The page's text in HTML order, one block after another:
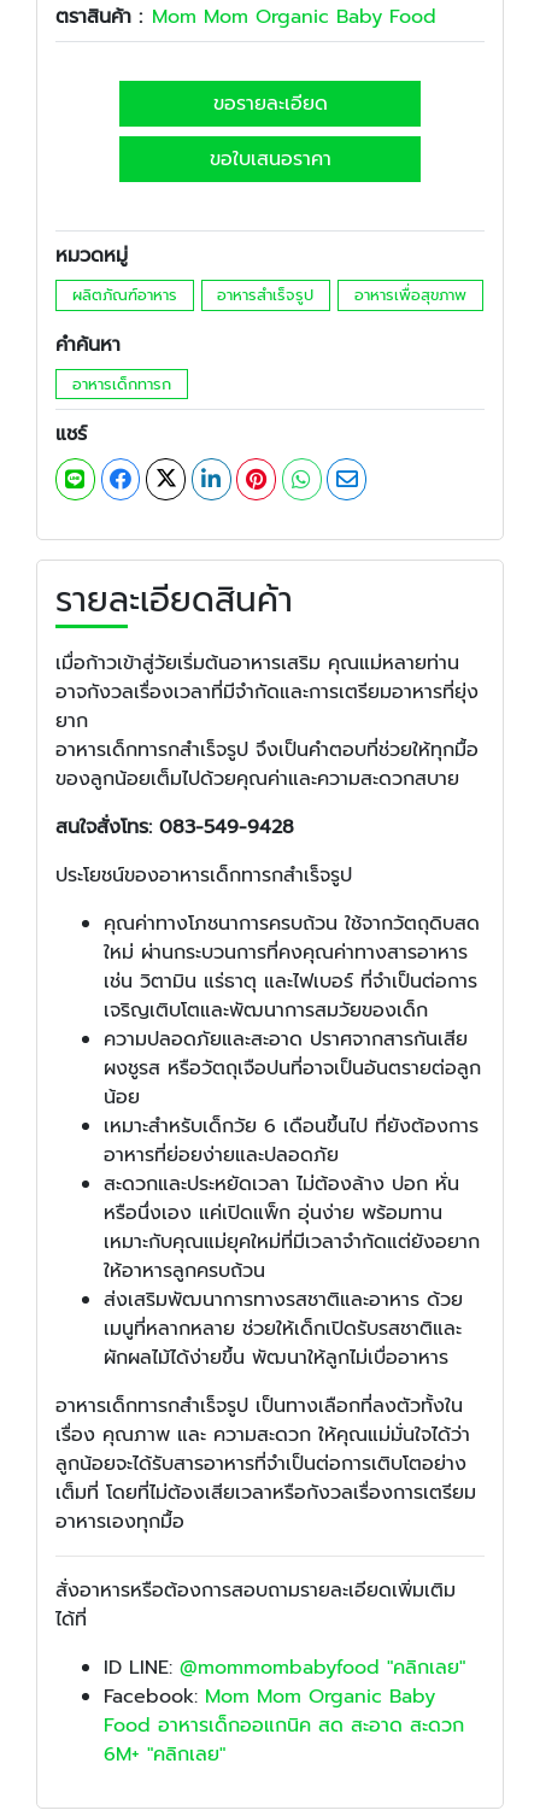
ตราสินค้า : Mom Mom Organic Baby Food
ขอรายละเอียด
ขอใบเสนอราคา
หมวดหมู่
ผลิตภัณฑ์อาหาร อาหารสำเร็จรูป อาหารเพื่อสุขภาพ
คำค้นหา
อาหารเด็กทารก
แชร์
รายละเอียดสินค้า
เมื่อก้าวเข้าสู่วัยเริ่มต้นอาหารเสริม คุณแม่หลายท่าน
อาจกังวลเรื่องเวลาที่มีจำกัดและการเตรียมอาหารที่ยุ่ง
ยาก
อาหารเด็กทารกสำเร็จรูป จึงเป็นคำตอบที่ช่วยให้ทุกมื้อ
ของลูกน้อยเต็มไปด้วยคุณค่าและความสะดวกสบาย
สนใจสั่งโทร: 083-549-9428
ประโยชน์ของอาหารเด็กทารกสำเร็จรูป
คุณค่าทางโภชนาการครบถ้วน ใช้จากวัตถุดิบสด
ใหม่ ผ่านกระบวนการที่คงคุณค่าทางสารอาหาร
เช่น วิตามิน แร่ธาตุ และไฟเบอร์ ที่จำเป็นต่อการ
เจริญเติบโตและพัฒนาการสมวัยของเด็ก
ความปลอดภัยและสะอาด ปราศจากสารกันเสีย
ผงชูรส หรือวัตถุเจือปนที่อาจเป็นอันตรายต่อลูก
น้อย
เหมาะสำหรับเด็กวัย 6 เดือนขึ้นไป ที่ยังต้องการ
อาหารที่ย่อยง่ายและปลอดภัย
สะดวกและประหยัดเวลา ไม่ต้องล้าง ปอก หั่น
หรือนึ่งเอง แค่เปิดแพ็ก อุ่นง่าย พร้อมทาน
เหมาะกับคุณแม่ยุคใหม่ที่มีเวลาจำกัดแต่ยังอยาก
ให้อาหารลูกครบถ้วน
ส่งเสริมพัฒนาการทางรสชาติและอาหาร ด้วย
เมนูที่หลากหลาย ช่วยให้เด็กเปิดรับรสชาติและ
ผักผลไม้ได้ง่ายขึ้น พัฒนาให้ลูกไม่เบื่ออาหาร
อาหารเด็กทารกสำเร็จรูป เป็นทางเลือกที่ลงตัวทั้งใน
เรื่อง คุณภาพ และ ความสะดวก ให้คุณแม่มั่นใจได้ว่า
ลูกน้อยจะได้รับสารอาหารที่จำเป็นต่อการเติบโตอย่าง
เต็มที่ โดยที่ไม่ต้องเสียเวลาหรือกังวลเรื่องการเตรียม
อาหารเองทุกมื้อ
สั่งอาหารหรือต้องการสอบถามรายละเอียดเพิ่มเติม
ได้ที่
ID LINE: @mommombabyfood "คลิกเลย"
Facebook: Mom Mom Organic Baby
Food อาหารเด็กออแกนิค สด สะอาด สะดวก
6M+ "คลิกเลย"